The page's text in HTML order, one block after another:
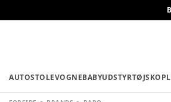
AUTOSTOLEVOGNEBABYUDSTYRTØJSKO